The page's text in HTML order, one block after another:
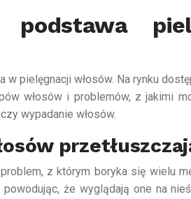
podstawa
w pielęgnacji włosów. Na rynku
włosów i problemów, z jakimi
wypadanie włosów.
z którym boryka się wielu
powodując, że wyglądają one na